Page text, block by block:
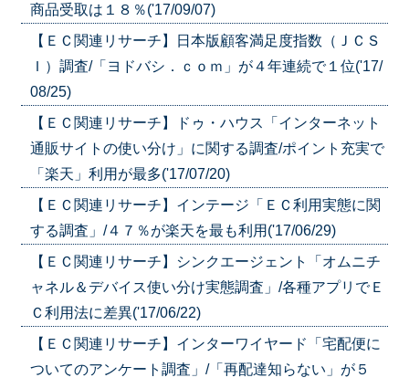
商品受取は１８％('17/09/07)
【ＥＣ関連リサーチ】日本版顧客満足度指数（ＪＣＳ
Ｉ）調査/「ヨドバシ．ｃｏｍ」が４年連続で１位('17/
08/25)
【ＥＣ関連リサーチ】ドゥ・ハウス「インターネット
通販サイトの使い分け」に関する調査/ポイント充実で
「楽天」利用が最多('17/07/20)
【ＥＣ関連リサーチ】インテージ「ＥＣ利用実態に関
する調査」/４７％が楽天を最も利用('17/06/29)
【ＥＣ関連リサーチ】シンクエージェント「オムニチ
ャネル＆デバイス使い分け実態調査」/各種アプリでＥ
Ｃ利用法に差異('17/06/22)
【ＥＣ関連リサーチ】インターワイヤード「宅配便に
ついてのアンケート調査」/「再配達知らない」が５